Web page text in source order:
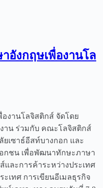
อังกฤษเพื่องานโล
งานโลจิสติกส์ จัดโดย
าน ร่วมกับ คณะโลจิสติกส์
เซาธ์อีสท์บางกอก และ
กชน เพื่อพัฒนาทักษะภาษา
และการค้าระหว่างประเทศ
เทศ การเขียนอีเมลธุรกิจ